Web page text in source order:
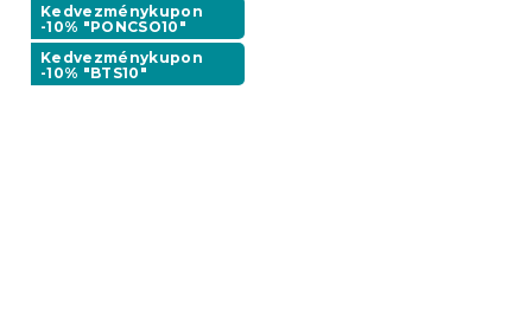
Kedvezménykupon
-10% "PONCSO10"
Kedvezménykupon
-10% "BTS10"